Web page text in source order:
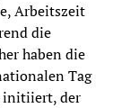
Arbeitszeit
die
haben die
Tag
initiiert, der